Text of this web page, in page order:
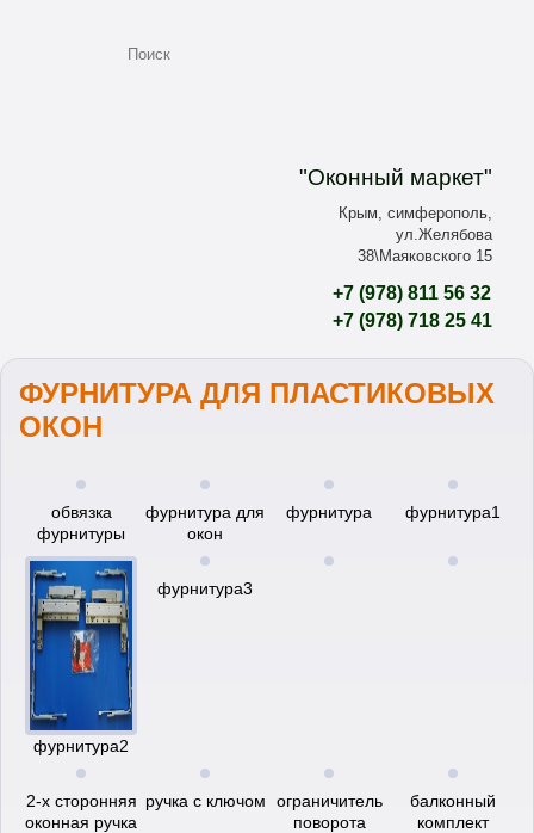
"Оконный маркет"
Крым, симферополь,
ул.Желябова
38\Маяковского 15
+7 (978) 811 56 32
+7 (978) 718 25 41
ФУРНИТУРА ДЛЯ ПЛАСТИКОВЫХ
ОКОН
обвязка
фурнитуры
фурнитура для
окон
фурнитура фурнитура1
фурнитура2
фурнитура3
2-х сторонняя
оконная ручка
ручка с ключом
ограничитель
поворота
балконный
комплект